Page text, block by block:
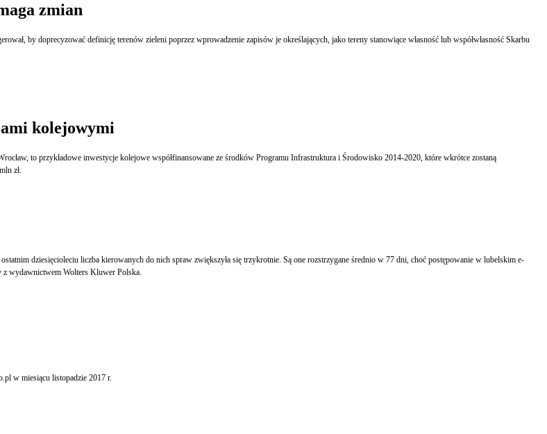
zmian
by doprecyzować definicję terenów zieleni poprzez wprowadzenie zapisów je określających, jako tereny stanowiące własność lub współwłasność Skarbu
kolejowymi
to przykładowe inwestycje kolejowe współfinansowane ze środków Programu Infrastruktura i Środowisko 2014-2020, które wkrótce zostaną
zł.
dziesięcioleciu liczba kierowanych do nich spraw zwiększyła się trzykrotnie. Są one rozstrzygane średnio w 77 dni, choć postępowanie w lubelskim e-
współpracy z wydawnictwem Wolters Kluwer Polska.
w miesiącu listopadzie 2017 r.